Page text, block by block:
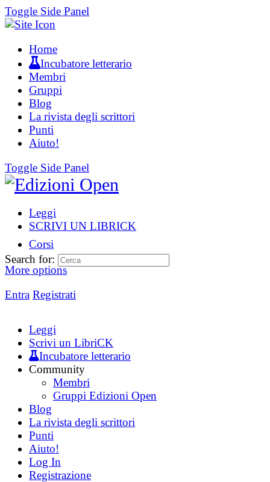
Toggle Side Panel
Home
Incubatore letterario
Membri
Gruppi
Blog
La rivista degli scrittori
Punti
Aiuto!
Toggle Side Panel
Leggi
SCRIVI UN LIBRICK
Corsi
More options
Entra Registrati
Search for:
Leggi
Scrivi un LibriCK
Incubatore letterario
Community
Membri
Gruppi Edizioni Open
Blog
La rivista degli scrittori
Punti
Aiuto!
Log In
Registrazione